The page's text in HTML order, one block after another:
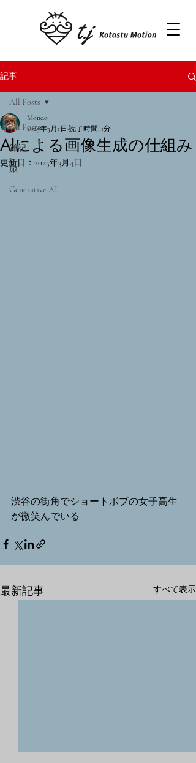
記事
All Posts
雑記
旅
Generative AI
All Posts
AIによる画像生成の仕組み
Mondo
2025年3月1日 読了時間: 1分
更新日： 2025年3月4日
渋谷の街角でショートボブの女子高生
が微笑んでいる
最新記事 すべて表示